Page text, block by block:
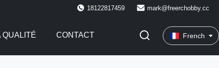
18122817459 mark@freerchobby.cc
QUALITÉ CONTACT French